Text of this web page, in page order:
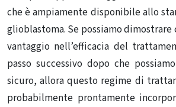
che è ampiamente disponibile allo
glioblastoma. Se possiamo dimostrare
vantaggio nell’efficacia del
passo successivo dopo che
sicuro, allora questo regime di
probabilmente prontamente